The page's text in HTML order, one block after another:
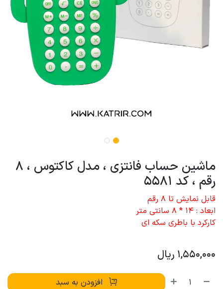
ماشین حساب فانتزی ، مدل کاکتوس ، 8
رقم ، کد 5581
قابل نمایش تا 8 رقم
ابعاد : 14 * 8 سانتی متر
کارکرد با باطری سکه ای
1,550,000 ریال
افزودن به سبد